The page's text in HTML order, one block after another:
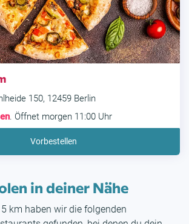
150, 12459 Berlin
. Öffnet morgen 11:00 Uhr
Vorbestellen
in deiner Nähe
km haben wir die folgenden